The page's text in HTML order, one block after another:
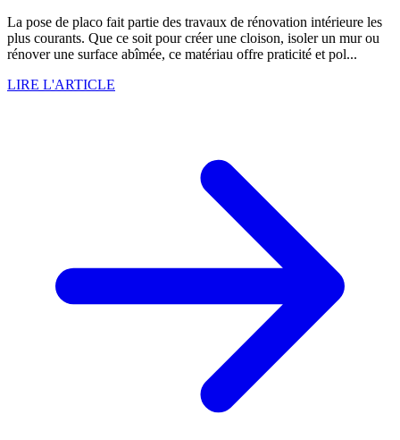
La pose de placo fait partie des travaux de rénovation intérieure les
plus courants. Que ce soit pour créer une cloison, isoler un mur ou
rénover une surface abîmée, ce matériau offre praticité et pol...
LIRE L'ARTICLE